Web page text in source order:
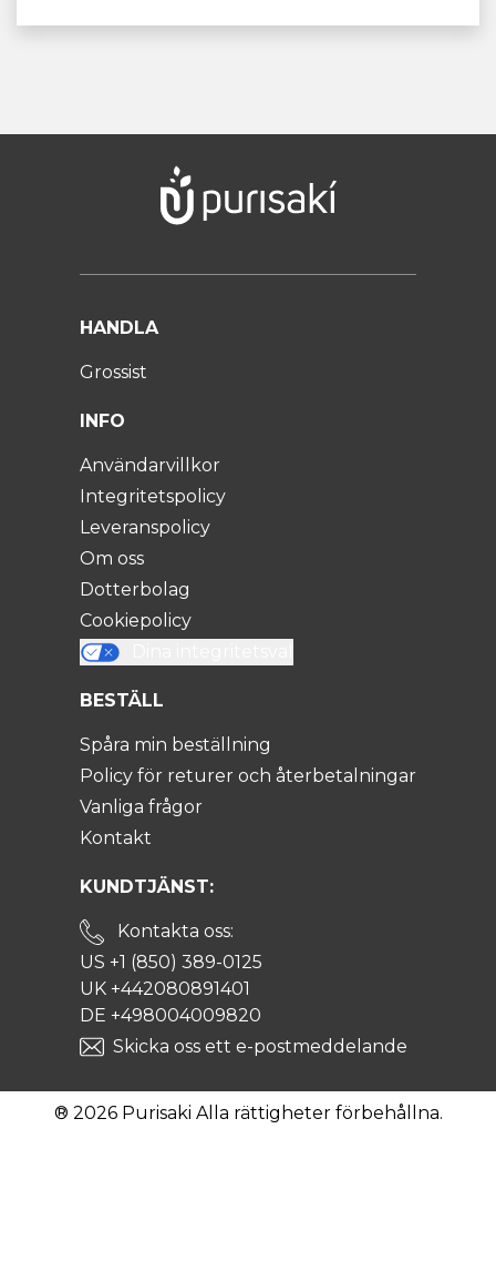
HANDLA
Grossist
INFO
Användarvillkor
Integritetspolicy
Leveranspolicy
Om oss
Dotterbolag
Cookiepolicy
BESTÄLL
Spåra min beställning
Policy för returer och återbetalningar
Vanliga frågor
Kontakt
KUNDTJÄNST:
Kontakta oss:
US +1 (850) 389-0125
UK +442080891401
DE +498004009820
Skicka oss ett e-postmeddelande
® 2026 Purisaki Alla rättigheter förbehållna.